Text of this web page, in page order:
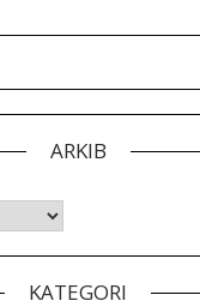
ARKIB
KATEGORI